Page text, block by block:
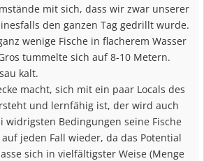
mit sich, dass wir zwar unserer
den ganzen Tag gedrillt wurde.
wenige Fische in flacherem Wasser
tummelte sich auf 8-10 Metern.
kalt.
macht, sich mit ein paar Locals des
und lernfähig ist, der wird auch
widrigsten Bedingungen seine Fische
jeden Fall wieder, da das Potential
sich in vielfältigster Weise (Menge